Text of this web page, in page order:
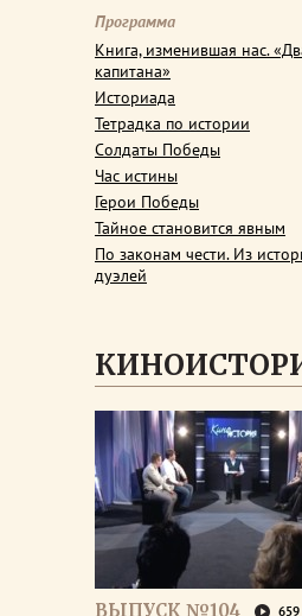
Программа
Книга, изменившая нас.
капитана»
Историада
Тетрадка по истории
Солдаты Победы
Час истины
Герои Победы
Тайное становится явным
По законам чести. Из
дуэлей
ВЫПУСК №104 659